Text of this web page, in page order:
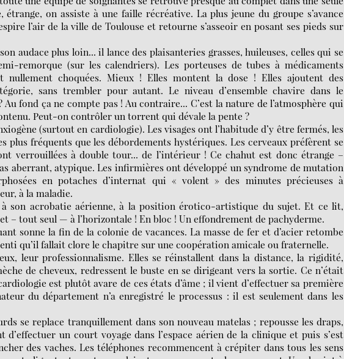
on assiste à une faille récréative. La plus jeune du groupe s’avance
l’air de la ville de Toulouse et retourne s’asseoir en posant ses pieds sur
audace plus loin... il lance des plaisanteries grasses, huileuses, celles qui se
remorque (sur les calendriers). Les porteuses de tubes à médicaments
choquées. Mieux ! Elles montent la dose ! Elles ajoutent des
sans trembler pour autant. Le niveau d’ensemble chavire dans le
fond ça ne compte pas ! Au contraire... C’est la nature de l’atmosphère qui
Peut-on contrôler un torrent qui dévale la pente ?
(surtout en cardiologie). Les visages ont l’habitude d’y être fermés, les
plus fréquents que les débordements hystériques. Les cerveaux préfèrent se
verrouillées à double tour... de l’intérieur ! Ce chahut est donc étrange –
aberrant, atypique. Les infirmières ont développé un syndrome de mutation
en potaches d’internat qui « volent » des minutes précieuses à
à la maladie.
à son acrobatie aérienne, à la position érotico-artistique du sujet. Et ce lit,
– tout seul — à l’horizontale ! En bloc ! Un effondrement de pachyderme.
sonne la fin de la colonie de vacances. La masse de fer et d’acier retombe
qu’il fallait clore le chapitre sur une coopération amicale ou fraternelle.
leur professionnalisme. Elles se réinstallent dans la distance, la rigidité,
de cheveux, redressent le buste en se dirigeant vers la sortie. Ce n’était
est plutôt avare de ces états d’âme ; il vient d’effectuer sa première
du département n’a enregistré le processus : il est seulement dans les
se replace tranquillement dans son nouveau matelas ; repousse les draps,
un court voyage dans l’espace aérien de la clinique et puis s’est
des vaches. Les téléphones recommencent à crépiter dans tous les sens